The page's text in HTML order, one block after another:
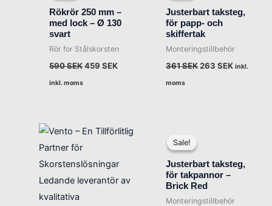
Rökrör 250 mm –
med lock – Ø 130
svart
Rör for Stålskorsten
590SEK
var:
590 SEK.
459SEK
inkl. moms
Justerbart taksteg,
för papp- och
skiffertak
Monteringstillbehör
361SEK
361 SEK.
263SEK
263 SEK.
inkl.
moms
Sale!
Sale!
Justerbart taksteg,
för takpannor –
Brick Red
Monteringstillbehör
var:
1.049 SEK.263